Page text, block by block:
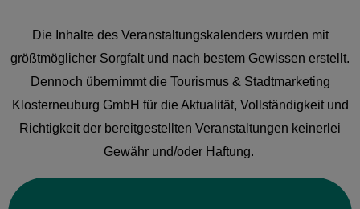
Die Inhalte des Veranstaltungskalenders wurden mit
größtmöglicher Sorgfalt und nach bestem Gewissen erstellt.
Dennoch übernimmt die Tourismus & Stadtmarketing
Klosterneuburg GmbH für die Aktualität, Vollständigkeit und
Richtigkeit der bereitgestellten Veranstaltungen keinerlei
Gewähr und/oder Haftung.